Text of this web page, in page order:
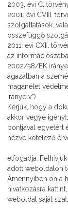
2003. évi C.
2001. évi CVIII.
szolgáltatások,
összefüggő
2011. évi CXII.
az
2002/58/EK
ágazatban a
magánélet
irányelv”)
Kérjük, hogy a
akkor vegye
pontjával egyetért
nézve kötelező
elfogadja.
adott weboldalon
Amennyiben ön a
hivatkozásra
weboldal saját